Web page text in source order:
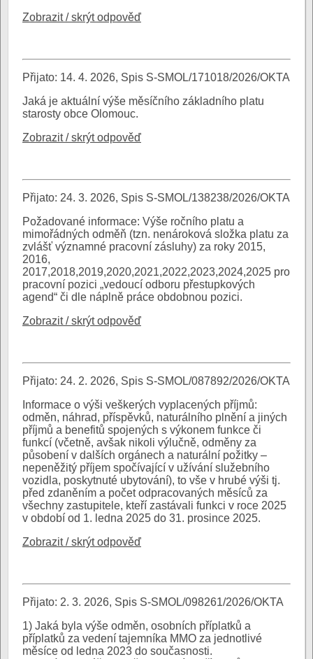
Zobrazit / skrýt odpověď
Přijato: 14. 4. 2026, Spis S-SMOL/171018/2026/OKTA
Jaká je aktuální výše měsíčního základního platu
starosty obce Olomouc.
Zobrazit / skrýt odpověď
Přijato: 24. 3. 2026, Spis S-SMOL/138238/2026/OKTA
Požadované informace: Výše ročního platu a
mimořádných odměň (tzn. nenároková složka platu za
zvlášť významné pracovní zásluhy) za roky 2015,
2016,
2017,2018,2019,2020,2021,2022,2023,2024,2025 pro
pracovní pozici „vedoucí odboru přestupkových
agend“ či dle náplně práce obdobnou pozici.
Zobrazit / skrýt odpověď
Přijato: 24. 2. 2026, Spis S-SMOL/087892/2026/OKTA
Informace o výši veškerých vyplacených příjmů:
odměn, náhrad, příspěvků, naturálního plnění a jiných
příjmů a benefitů spojených s výkonem funkce či
funkcí (včetně, avšak nikoli výlučně, odměny za
působení v dalších orgánech a naturální požitky –
nepeněžitý příjem spočívající v užívání služebního
vozidla, poskytnuté ubytování), to vše v hrubé výši tj.
před zdaněním a počet odpracovaných měsíců za
všechny zastupitele, kteří zastávali funkci v roce 2025
v období od 1. ledna 2025 do 31. prosince 2025.
Zobrazit / skrýt odpověď
Přijato: 2. 3. 2026, Spis S-SMOL/098261/2026/OKTA
1) Jaká byla výše odměn, osobních příplatků a
příplatků za vedení tajemníka MMO za jednotlivé
měsíce od ledna 2023 do současnosti.